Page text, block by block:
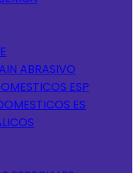
ABRASIVO
ESP
ES